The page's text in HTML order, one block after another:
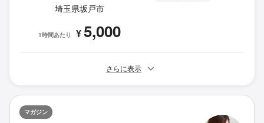
埼玉県坂戸市
1時間あたり ¥5,000
さらに表示
マガジン